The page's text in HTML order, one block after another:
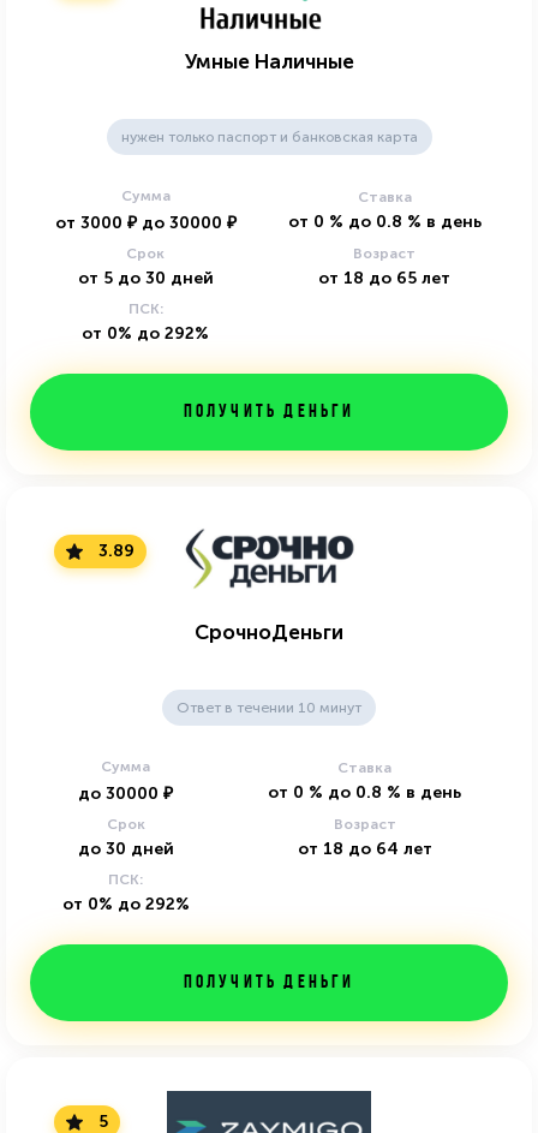
Умные Наличные
нужен только паспорт и банковская карта
Сумма
от 3000 ₽ до 30000 ₽
Ставка
от 0 % до 0.8 % в день
Срок
от 5 до 30 дней
Возраст
от 18 до 65 лет
ПСК:
от 0% до 292%
Получить деньги
3.89
СрочноДеньги
Ответ в течении 10 минут
Сумма
до 30000 ₽
Ставка
от 0 % до 0.8 % в день
Срок
до 30 дней
Возраст
от 18 до 64 лет
ПСК:
от 0% до 292%
Получить деньги
5